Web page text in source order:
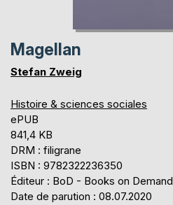
Magellan
Stefan Zweig
Histoire & sciences sociales
ePUB
841,4 KB
DRM : filigrane
ISBN : 9782322236350
Éditeur : BoD - Books on Demand
Date de parution : 08.07.2020